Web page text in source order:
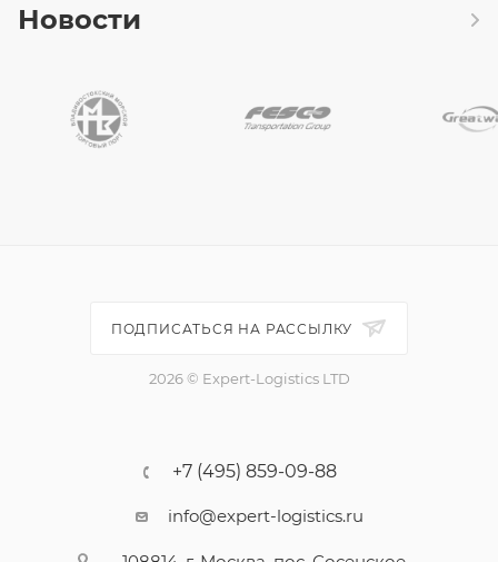
Новости
ПОДПИСАТЬСЯ НА РАССЫЛКУ
2026 © Expert-Logistics LTD
+7 (495) 859-09-88
info@expert-logistics.ru